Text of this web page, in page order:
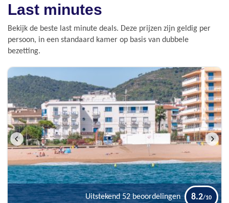
Last minutes
Bekijk de beste last minute deals. Deze prijzen zijn geldig per
persoon, in een standaard kamer op basis van dubbele
bezetting.
Uitstekend 52 beoordelingen 8.2